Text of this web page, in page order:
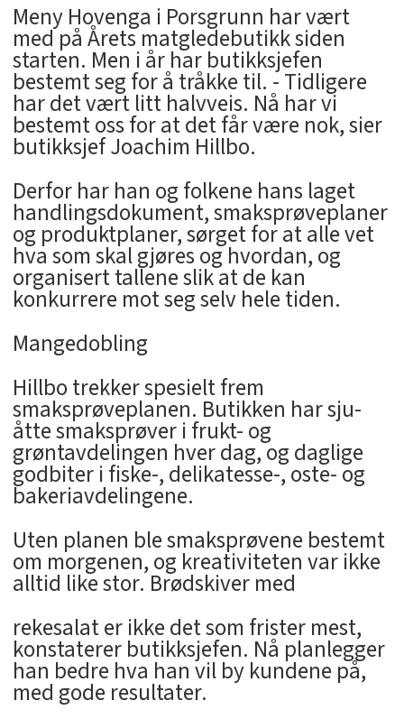
Meny Hovenga i Porsgrunn har vært
med på Årets matgledebutikk siden
starten. Men i år har butikksjefen
bestemt seg for å tråkke til. - Tidligere
har det vært litt halvveis. Nå har vi
bestemt oss for at det får være nok, sier
butikksjef Joachim Hillbo.
Derfor har han og folkene hans laget
handlingsdokument, smaksprøveplaner
og produktplaner, sørget for at alle vet
hva som skal gjøres og hvordan, og
organisert tallene slik at de kan
konkurrere mot seg selv hele tiden.
Mangedobling
Hillbo trekker spesielt frem
smaksprøveplanen. Butikken har sju-
åtte smaksprøver i frukt- og
grøntavdelingen hver dag, og daglige
godbiter i fiske-, delikatesse-, oste- og
bakeriavdelingene.
Uten planen ble smaksprøvene bestemt
om morgenen, og kreativiteten var ikke
alltid like stor. Brødskiver med
rekesalat er ikke det som frister mest,
konstaterer butikksjefen. Nå planlegger
han bedre hva han vil by kundene på,
med gode resultater.